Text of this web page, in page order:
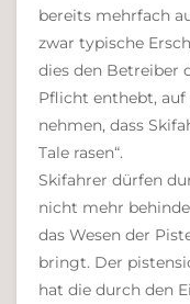
bereits mehrfach
zwar typische
dies den Betreiber
Pflicht enthebt,
nehmen, dass
Tale rasen“.
Skifahrer dürfen
nicht mehr
das Wesen der
bringt. Der
hat die durch den